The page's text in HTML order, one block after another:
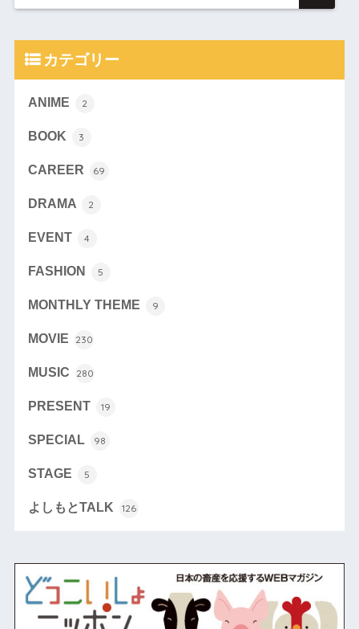
カテゴリー
ANIME 2
BOOK 3
CAREER 69
DRAMA 2
EVENT 4
FASHION 5
MONTHLY THEME 9
MOVIE 230
MUSIC 280
PRESENT 19
SPECIAL 98
STAGE 5
よしもとTALK 126